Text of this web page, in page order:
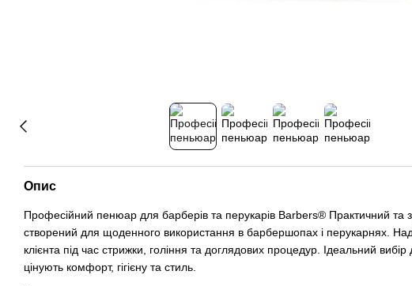
Опис
Професійний пенюар для барберів та перукарів Barbers® Практичний та
створений для щоденного використання в барбершопах і перукарнях.
клієнта під час стрижки, гоління та доглядових процедур. Ідеальний вибір
цінують комфорт, гігієну та стиль.